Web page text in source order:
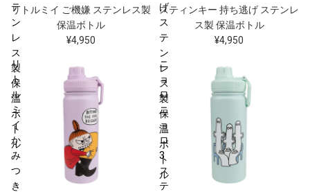
テ
ン
レ
ス
製
保
温
ボ
ト
ル
リトルミイ ご機嫌 ステンレス製
保温ボトル
¥4,950
げ
ス
テ
ン
レ
ス
製
保
温
ボ
ト
ル
スティンキー 持ち逃げ ステンレ
ス製 保温ボトル
¥4,950
リ
ト
ル
ミ
イ
か
み
つ
き
ニ
ョ
ロ
ニ
ョ
ロ
3
ス
テ